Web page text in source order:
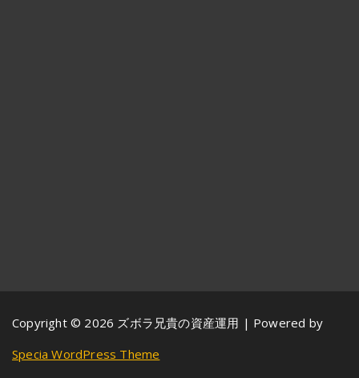
Copyright © 2026 ズボラ兄貴の資産運用 | Powered by
Specia WordPress Theme